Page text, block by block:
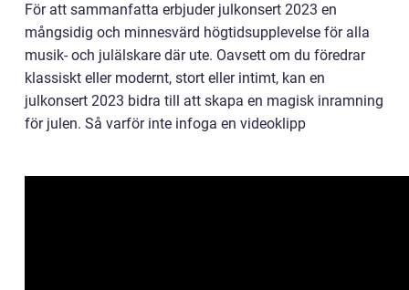
För att sammanfatta erbjuder julkonsert 2023 en
mångsidig och minnesvärd högtidsupplevelse för alla
musik- och julälskare där ute. Oavsett om du föredrar
klassiskt eller modernt, stort eller intimt, kan en
julkonsert 2023 bidra till att skapa en magisk inramning
för julen. Så varför inte infoga en videoklipp